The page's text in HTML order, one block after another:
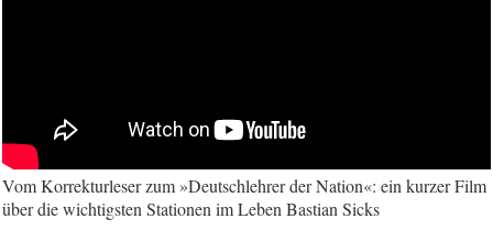
Vom Korrekturleser zum »Deutschlehrer der Nation«: ein kurzer Film
über die wichtigsten Stationen im Leben Bastian Sicks